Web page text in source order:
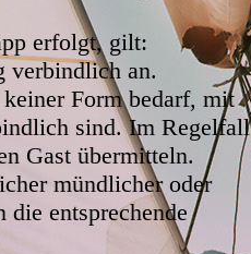
erfolgt, gilt:
verbindlich an.
Form bedarf, mit
sind. Im Regelfall
Gast übermitteln.
mündlicher oder
entsprechende